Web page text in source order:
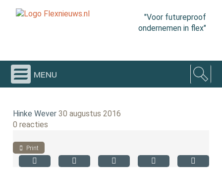
"Voor futureproof
ondernemen in flex"
menu
Hinke Wever 30 augustus 2016
0 reacties
Print